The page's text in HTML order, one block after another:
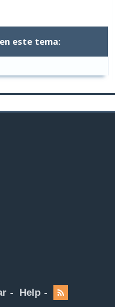
este tema:
Help